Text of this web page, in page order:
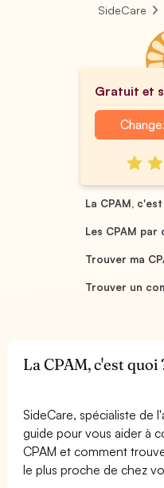
SideCare
Gratuit et
La CPAM,
Les CPAM par
Trouver ma
Trouver un
La CPAM, c'est quoi
SideCare, spécialiste de
guide pour vous aider à
CPAM et comment
le plus proche de chez